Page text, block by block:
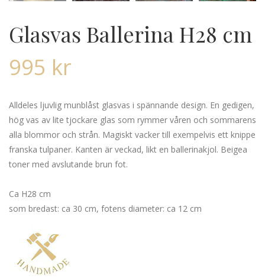
Glasvas Ballerina H28 cm
995 kr
Alldeles ljuvlig munblåst glasvas i spännande design. En gedigen,
hög vas av lite tjockare glas som rymmer våren och sommarens
alla blommor och strån. Magiskt vacker till exempelvis ett knippe
franska tulpaner. Kanten är veckad, likt en ballerinakjol. Beigea
toner med avslutande brun fot.
Ca H28 cm
som bredast: ca 30 cm, fotens diameter: ca 12 cm